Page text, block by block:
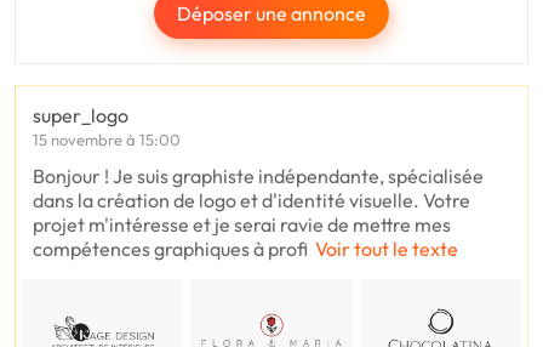
Déposer une annonce
super_logo
15 novembre à 15:00
Bonjour ! Je suis graphiste indépendante, spécialisée
dans la création de logo et d'identité visuelle. Votre
projet m'intéresse et je serai ravie de mettre mes
compétences graphiques à profi Voir tout le texte